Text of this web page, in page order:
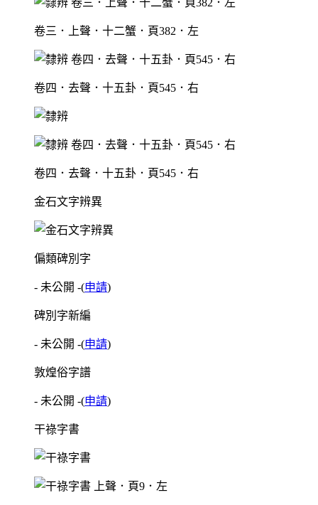
卷三．上聲．十二蟹．頁382．左
卷四．去聲．十五卦．頁545．右
卷四．去聲．十五卦．頁545．右
金石文字辨異
偏類碑別字
- 未公開 -(申請)
碑別字新編
- 未公開 -(申請)
敦煌俗字譜
- 未公開 -(申請)
干祿字書